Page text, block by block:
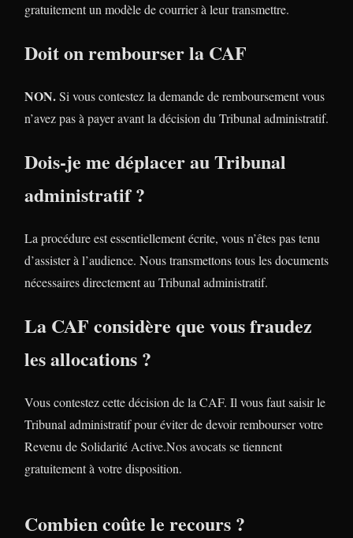
gratuitement un modèle de courrier à leur transmettre.
Doit on rembourser la CAF
NON.Si vous contestez la demande de remboursement vous
n’avez pas à payer avant la décision du Tribunal administratif.
Dois-je me déplacer au Tribunal
administratif ?
La procédure est essentiellement écrite, vous n’êtes pas tenu
d’assister à l’audience. Nous transmettons tous les documents
nécessaires directement au Tribunal administratif.
La CAF considère que vous fraudez
les allocations ?
Vous contestez cette décision de la CAF. Il vous faut saisir le
Tribunal administratif pour éviter de devoir rembourser votre
Revenu de Solidarité Active.Nos avocats se tiennent
gratuitement à votre disposition.
Combien coûte le recours ?